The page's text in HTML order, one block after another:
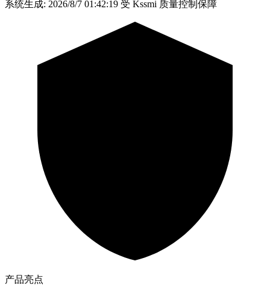
系统生成: 2026/8/7 01:42:19 受 Kssmi 质量控制保障
产品亮点